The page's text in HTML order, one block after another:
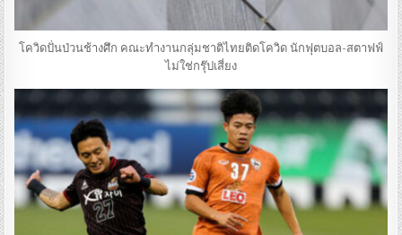
โควิดปั่นป่วนช้างศึก คณะทำงานกลุ่มชาติไทยติดโควิด นักฟุตบอล-สตาฟฟ์
ไม่ใช่กรุ๊ปเสี่ยง